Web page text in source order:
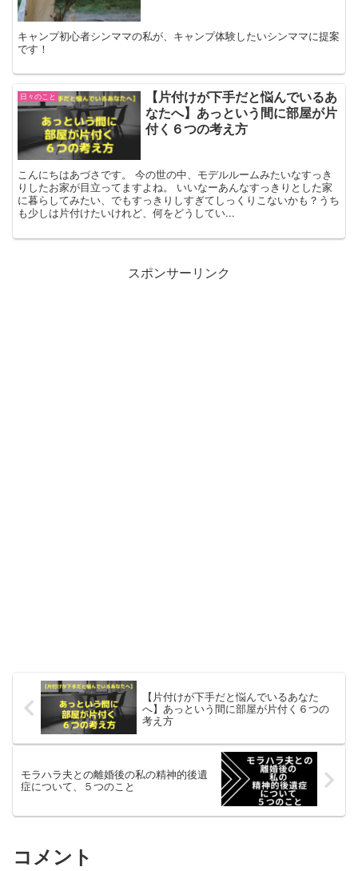
キャンプ初心者シンママの私が、キャンプ体験したいシンママに提案
です！
日々のこと
【片付けが下手だと悩んでいるあ
なたへ】あっという間に部屋が片
付く６つの考え方
こんにちはあづさです。 今の世の中、モデルルームみたいなすっき
りしたお家が目立ってますよね。 いいなーあんなすっきりとした家
に暮らしてみたい、でもすっきりしすぎてしっくりこないかも？うち
も少しは片付けたいけれど、何をどうしてい...
スポンサーリンク
【片付けが下手だと悩んでいるあなた
へ】あっという間に部屋が片付く６つの
考え方
モラハラ夫との離婚後の私の精神的後遺
症について、５つのこと
コメント